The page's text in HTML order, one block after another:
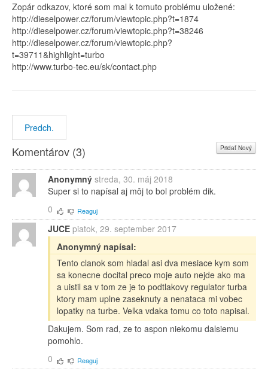
Zopár odkazov, ktoré som mal k tomuto problému uložené:
http://dieselpower.cz/forum/viewtopic.php?t=1874
http://dieselpower.cz/forum/viewtopic.php?t=38246
http://dieselpower.cz/forum/viewtopic.php?
t=39711&highlight=turbo
http://www.turbo-tec.eu/sk/contact.php
Predch.
Komentárov (3) Pridať Nový
Anonymný streda, 30. máj 2018
Super si to napísal aj môj to bol problém dik.
0
Reaguj
JUCE piatok, 29. september 2017
Anonymný napísal:
Tento clanok som hladal asi dva mesiace kym som
sa konecne docital preco moje auto nejde ako ma
a uistil sa v tom ze je to podtlakovy regulator turba
ktory mam uplne zaseknuty a nenataca mi vobec
lopatky na turbe. Velka vdaka tomu co toto napisal.
Dakujem. Som rad, ze to aspon niekomu dalsiemu
pomohlo.
0
Reaguj